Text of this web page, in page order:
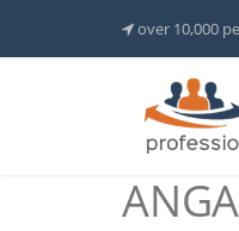
over 10,000